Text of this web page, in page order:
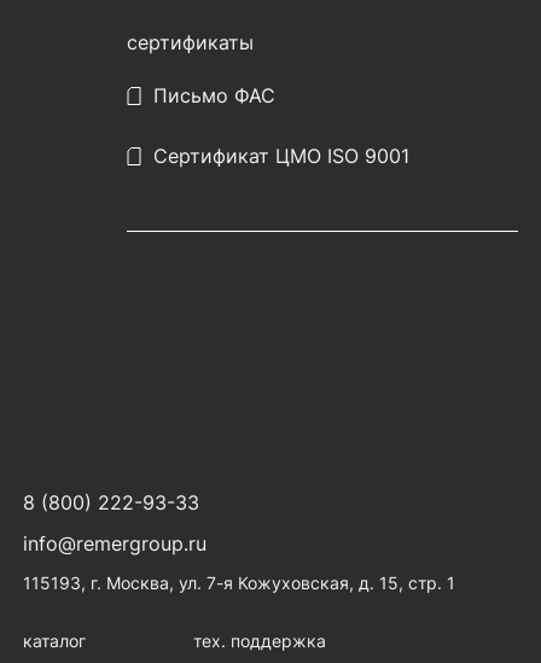
сертификаты
Письмо ФАС
Сертификат ЦМО ISO 9001
8 (800) 222-93-33
info@remergroup.ru
115193, г. Москва, ул. 7-я Кожуховская, д. 15, стр. 1
каталог
тех. поддержка